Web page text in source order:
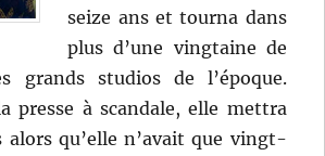
seize ans et tourna dans
plus d’une vingtaine de
grands studios de l’époque.
presse à scandale, elle mettra
alors qu’elle n’avait que vingt-